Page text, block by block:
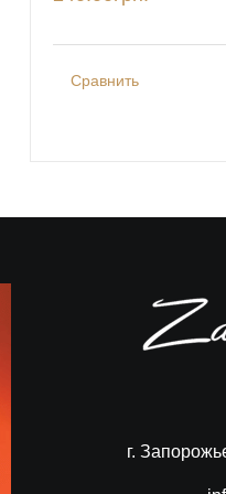
Сравнить
г.